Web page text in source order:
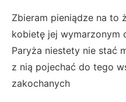
Zbieram pieniądze na to
kobietę jej wymarzonym
Paryża niestety nie stać
z nią pojechać do tego
zakochanych